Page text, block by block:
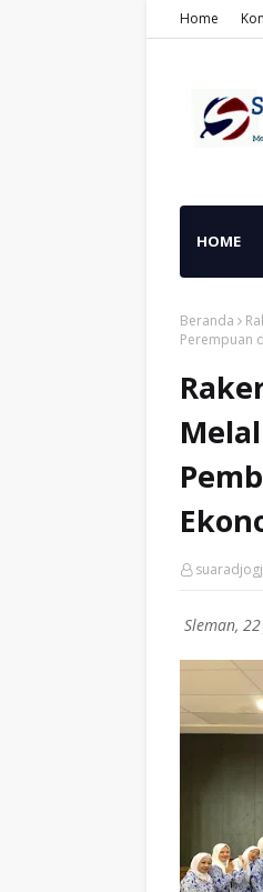
Home
HOME
Beranda
Perempuan
Sleman,